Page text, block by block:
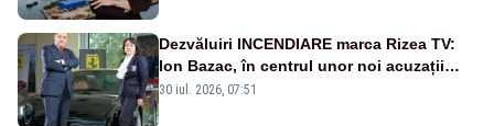
Dezvăluiri INCENDIARE marca Rizea TV:
Ion Bazac, în centrul unor noi acuzații
publice
30 iul. 2026, 07:51